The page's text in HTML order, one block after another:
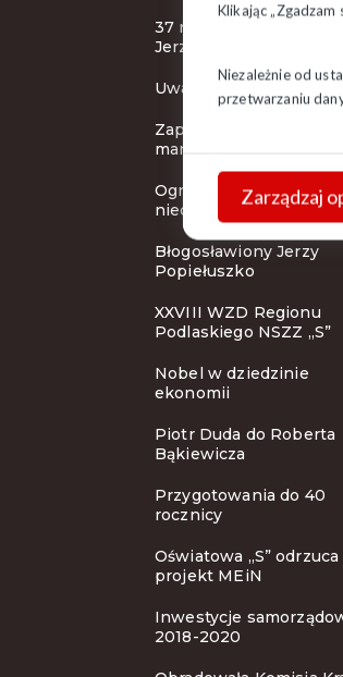
Klikając
Niezależnie od
przetwarzaniu
Zarządzaj
37 rocznica śmierci bł.
Jerzego Popiełuszko
Uwaga! Pilne!
Zaproszenie na
manifestację
Ograniczenie handlu w
niedzielę - nowe
Błogosławiony Jerzy
Popiełuszko
XXVIII WZD Regionu
Podlaskiego NSZZ „S”
Nobel w dziedzinie
ekonomii
Piotr Duda do Roberta
Bąkiewicza
Przygotowania do 40
rocznicy
Oświatowa „S” odrzuca
projekt MEiN
Inwestycje
2018-2020